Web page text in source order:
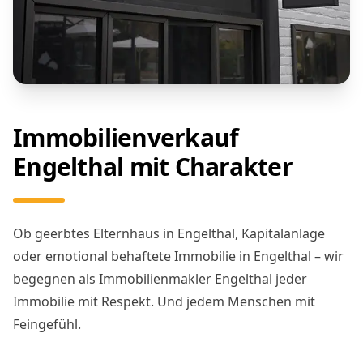
Immobilienverkauf
Engelthal mit Charakter
Ob geerbtes Elternhaus in Engelthal, Kapitalanlage
oder emotional behaftete Immobilie in Engelthal – wir
begegnen als Immobilienmakler Engelthal jeder
Immobilie mit Respekt. Und jedem Menschen mit
Feingefühl.